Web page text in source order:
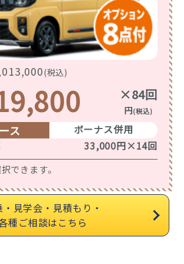
(税込)
×84回
円(税込)
ス
ボーナス併用
33,000円×14回
できます。
・見学会・見積もり・
種ご相談はこちら